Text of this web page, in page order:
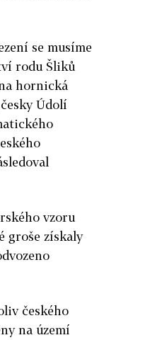
se musíme
rodu Šliků
hornická
Údolí
vzoru
groše získaly
českého
na území